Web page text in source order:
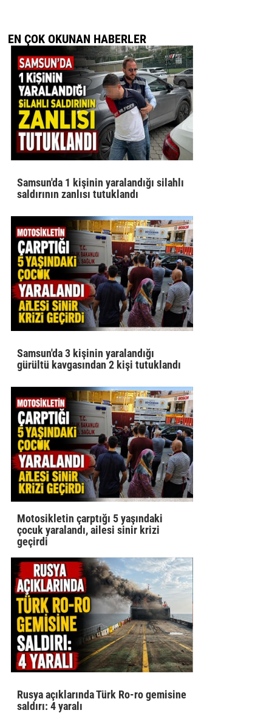
EN ÇOK OKUNAN HABERLER
Samsun'da 1 kişinin yaralandığı silahlı
saldırının zanlısı tutuklandı
Samsun'da 3 kişinin yaralandığı
gürültü kavgasından 2 kişi tutuklandı
Motosikletin çarptığı 5 yaşındaki
çocuk yaralandı, ailesi sinir krizi
geçirdi
Rusya açıklarında Türk Ro-ro gemisine
saldırı: 4 yaralı